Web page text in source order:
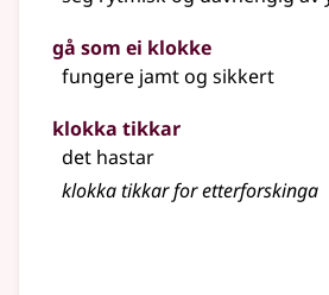
gå som ei klokke
fungere jamt og sikkert
klokka tikkar
det hastar
klokka tikkar for etterforskinga